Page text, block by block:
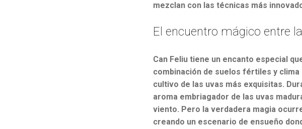
mezclan con las técnicas más
El encuentro mágico entre
Can Feliu tiene un encanto especial
combinación de suelos fértiles y
cultivo de las uvas más exquisitas.
aroma embriagador de las uvas
viento. Pero la verdadera magia
creando un escenario de ensueño